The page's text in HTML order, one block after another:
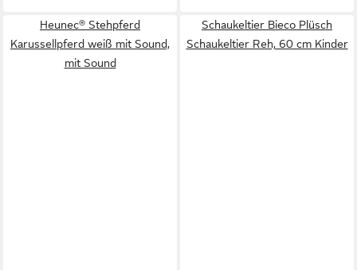
Heunec® Stehpferd
Karussellpferd weiß mit Sound,
mit Sound
Schaukeltier Bieco Plüsch
Schaukeltier Reh, 60 cm Kinder